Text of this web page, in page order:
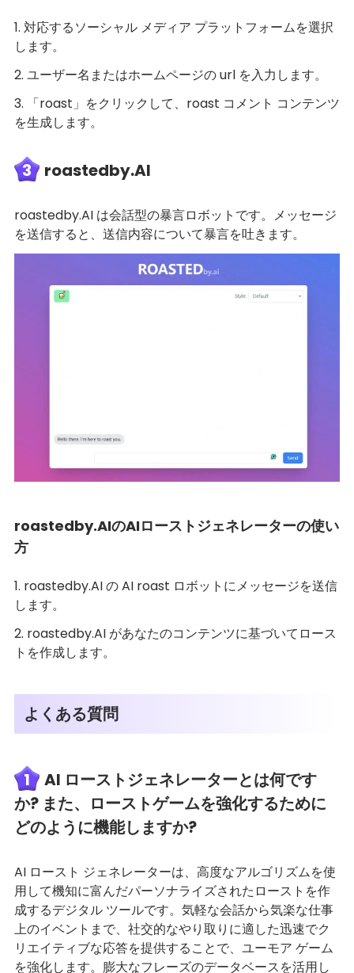
1. 対応するソーシャル メディア プラットフォームを選択
します。
2. ユーザー名またはホームページの url を入力します。
3. 「roast」をクリックして、roast コメント コンテンツ
を生成します。
3 roastedby.AI
roastedby.AI は会話型の暴言ロボットです。メッセージ
を送信すると、送信内容について暴言を吐きます。
roastedby.AIのAIローストジェネレーターの使い
方
1. roastedby.AI の AI roast ロボットにメッセージを送信
します。
2. roastedby.AI があなたのコンテンツに基づいてロース
トを作成します。
よくある質問
1
AI ローストジェネレーターとは何です
か? また、ローストゲームを強化するために
どのように機能しますか?
AI ロースト ジェネレーターは、高度なアルゴリズムを使
用して機知に富んだパーソナライズされたローストを作
成するデジタル ツールです。気軽な会話から気楽な仕事
上のイベントまで、社交的なやり取りに適した迅速でク
リエイティブな応答を提供することで、ユーモア ゲーム
を強化します。膨大なフレーズのデータ​​ベースを活用し